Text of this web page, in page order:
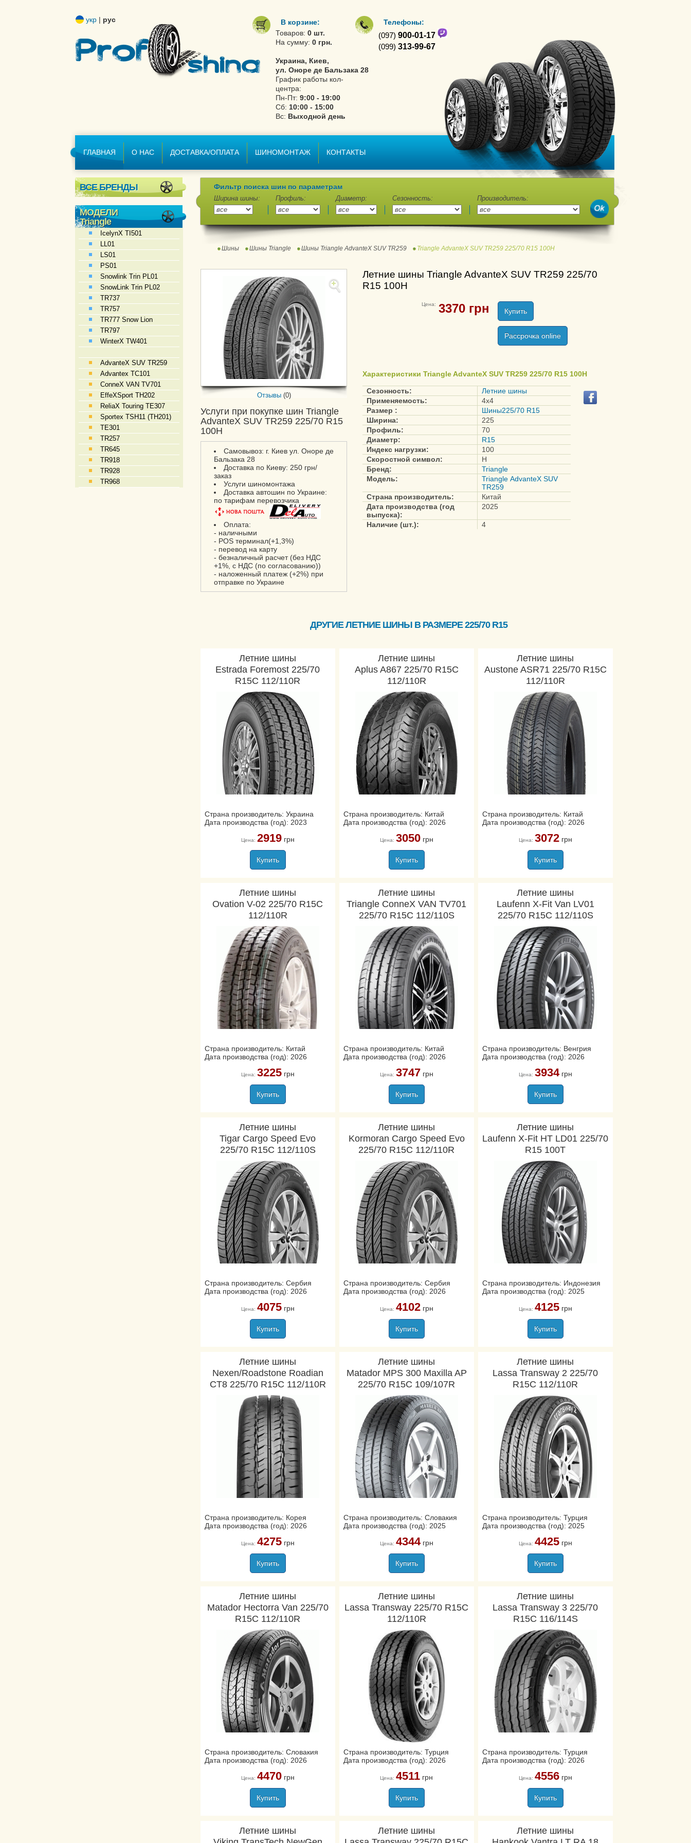
укр | рус
В корзине:
Товаров: 0 шт.
На сумму: 0 грн.
Украина, Киев,
ул. Оноре де Бальзака 28
График работы кол-
центра:
Пн-Пт: 9:00 - 19:00
Сб: 10:00 - 15:00
Вс: Выходной день
Телефоны:
(097) 900-01-17
(099) 313-99-67
ГЛАВНАЯ О НАС ДОСТАВКА/ОПЛАТА ШИНОМОНТАЖ КОНТАКТЫ
ВСЕ БРЕНДЫ
МОДЕЛИ
Triangle
IcelynX TI501
LL01
LS01
PS01
Snowlink Trin PL01
SnowLink Trin PL02
TR737
TR757
TR777 Snow Lion
TR797
WinterX TW401
AdvanteX SUV TR259
Advantex TC101
ConneX VAN TV701
EffeXSport TH202
ReliaX Touring TE307
Sportex TSH11 (TH201)
TE301
TR257
TR645
TR918
TR928
TR968
Фильтр поиска шин по параметрам
Ширина шины: Профиль: Диаметр: Сезонность: Производитель:
Шины Шины Triangle Шины Triangle AdvanteX SUV TR259 Triangle AdvanteX SUV TR259 225/70 R15 100H
Отзывы (0)
Услуги при покупке шин Triangle
AdvanteX SUV TR259 225/70 R15
100H
Самовывоз: г. Киев ул. Оноре де
Бальзака 28
Доставка по Киеву: 250 грн/
заказ
Услуги шиномонтажа
Доставка автошин по Украине:
по тарифам перевозчика
Оплата:
- наличными
- POS терминал(+1,3%)
- перевод на карту
- безналичный расчет (без НДС
+1%, с НДС (по согласованию))
- наложенный платеж (+2%) при
отправке по Украине
Летние шины Triangle AdvanteX SUV TR259 225/70
R15 100H
Цена: 3370 грн Купить
Рассрочка online
Характеристики Triangle AdvanteX SUV TR259 225/70 R15 100H
Сезонность:
Летние шины
Применяемость:
4x4
Размер :
Шины225/70 R15
Ширина:
225
Профиль:
70
Диаметр:
R15
Индекс нагрузки:
100
Скоростной символ:
H
Бренд:
Triangle
Модель:
Triangle AdvanteX SUV
TR259
Страна производитель:
Китай
Дата производства (год
выпуска):
2025
Наличие (шт.): 4
ДРУГИЕ ЛЕТНИЕ ШИНЫ В РАЗМЕРЕ 225/70 R15
Летние шины
Estrada Foremost 225/70
R15C 112/110R
Страна производитель: Украина
Дата производства (год): 2023
Цена: 2919грн
Купить
Летние шины
Aplus A867 225/70 R15C
112/110R
Страна производитель: Китай
Дата производства (год): 2026
Цена: 3050грн
Купить
Летние шины
Austone ASR71 225/70 R15C
112/110R
Страна производитель: Китай
Дата производства (год): 2026
Цена: 3072грн
Купить
Летние шины
Ovation V-02 225/70 R15C
112/110R
Страна производитель: Китай
Дата производства (год): 2026
Цена: 3225грн
Купить
Летние шины
Triangle ConneX VAN TV701
225/70 R15C 112/110S
Страна производитель: Китай
Дата производства (год): 2026
Цена: 3747грн
Купить
Летние шины
Laufenn X-Fit Van LV01
225/70 R15C 112/110S
Страна производитель: Венгрия
Дата производства (год): 2026
Цена: 3934грн
Купить
Летние шины
Tigar Cargo Speed Evo
225/70 R15C 112/110S
Страна производитель: Сербия
Дата производства (год): 2026
Цена: 4075грн
Купить
Летние шины
Kormoran Cargo Speed Evo
225/70 R15C 112/110R
Страна производитель: Сербия
Дата производства (год): 2026
Цена: 4102грн
Купить
Летние шины
Laufenn X-Fit HT LD01 225/70
R15 100T
Страна производитель: Индонезия
Дата производства (год): 2025
Цена: 4125грн
Купить
Летние шины
Nexen/Roadstone Roadian
CT8 225/70 R15C 112/110R
Страна производитель: Корея
Дата производства (год): 2026
Цена: 4275грн
Купить
Летние шины
Matador MPS 300 Maxilla AP
225/70 R15C 109/107R
Страна производитель: Словакия
Дата производства (год): 2025
Цена: 4344грн
Купить
Летние шины
Lassa Transway 2 225/70
R15C 112/110R
Страна производитель: Турция
Дата производства (год): 2025
Цена: 4425грн
Купить
Летние шины
Matador Hectorra Van 225/70
R15C 112/110R
Страна производитель: Словакия
Дата производства (год): 2026
Цена: 4470грн
Купить
Летние шины
Lassa Transway 225/70 R15C
112/110R
Страна производитель: Турция
Дата производства (год): 2026
Цена: 4511грн
Купить
Летние шины
Lassa Transway 3 225/70
R15C 116/114S
Страна производитель: Турция
Дата производства (год): 2026
Цена: 4556грн
Купить
Летние шины
Летние шины
Летние шины